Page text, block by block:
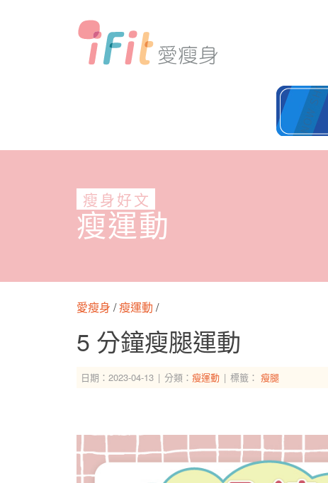
瘦身好文
瘦運動
愛瘦身 /瘦運動 /
5 分鐘瘦腿運動
日期：2023-04-13 分類： 瘦運動 標籤： 瘦腿